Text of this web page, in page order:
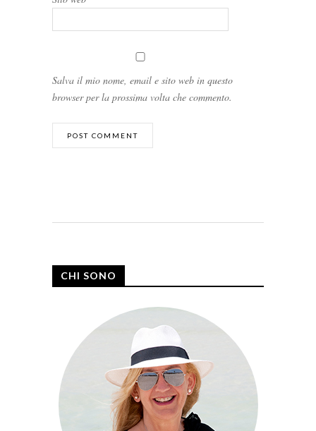
Salva il mio nome, email e sito web in questo
browser per la prossima volta che commento.
CHI SONO